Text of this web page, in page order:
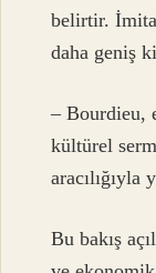
belirtir.
daha geniş
– Bourdieu,
kültürel
Bu bakış